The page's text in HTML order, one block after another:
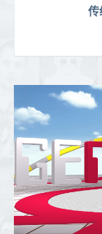
传